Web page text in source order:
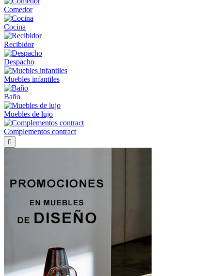
Comedor
Cocina
Recibidor
Despacho
Muebles infantiles
Baño
Muebles de lujo
Complementos contract
